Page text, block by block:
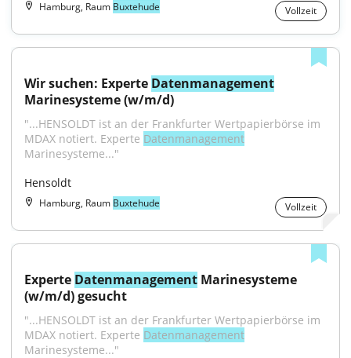
Hamburg, Raum Buxtehude Vollzeit
Wir suchen: Experte Datenmanagement
Marinesysteme (w/m/d)
"...HENSOLDT ist an der Frankfurter Wertpapierbörse im
MDAX notiert. Experte Datenmanagement
Marinesysteme..."
Hensoldt
Hamburg, Raum Buxtehude Vollzeit
Experte Datenmanagement Marinesysteme
(w/m/d) gesucht
"...HENSOLDT ist an der Frankfurter Wertpapierbörse im
MDAX notiert. Experte Datenmanagement
Marinesysteme..."